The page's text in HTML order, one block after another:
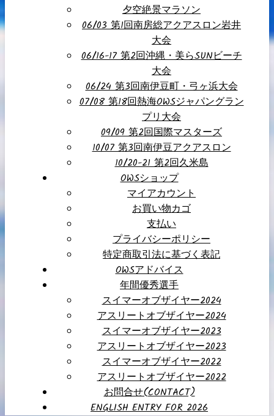
夕空絶景マラソン
06/03 第1回南房総アクアスロン岩井
大会
06/16-17 第2回沖縄・美らSUNビーチ
大会
06/24 第3回南伊豆町・弓ヶ浜大会
07/08 第18回熱海OWSジャパングラン
プリ大会
09/09 第2回国際マスターズ
10/07 第3回南伊豆アクアスロン
10/20-21 第2回久米島
OWSショップ
マイアカウント
お買い物カゴ
支払い
プライバシーポリシー
特定商取引法に基づく表記
OWSアドバイス
年間優秀選手
スイマーオブザイヤー2024
アスリートオブザイヤー2024
スイマーオブザイヤー2023
アスリートオブザイヤー2023
スイマーオブザイヤー2022
アスリートオブザイヤー2022
お問合せ(CONTACT)
ENGLISH ENTRY FOR 2026